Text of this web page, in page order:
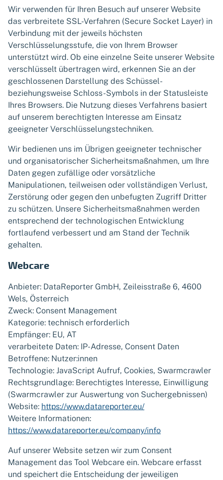
Wir verwenden für Ihren Besuch auf unserer Website
das verbreitete SSL-Verfahren (Secure Socket Layer) in
Verbindung mit der jeweils höchsten
Verschlüsselungsstufe, die von Ihrem Browser
unterstützt wird. Ob eine einzelne Seite unserer Website
verschlüsselt übertragen wird, erkennen Sie an der
geschlossenen Darstellung des Schüssel-
beziehungsweise Schloss-Symbols in der Statusleiste
Ihres Browsers. Die Nutzung dieses Verfahrens basiert
auf unserem berechtigten Interesse am Einsatz
geeigneter Verschlüsselungstechniken.
Wir bedienen uns im Übrigen geeigneter technischer
und organisatorischer Sicherheitsmaßnahmen, um Ihre
Daten gegen zufällige oder vorsätzliche
Manipulationen, teilweisen oder vollständigen Verlust,
Zerstörung oder gegen den unbefugten Zugriff Dritter
zu schützen. Unsere Sicherheitsmaßnahmen werden
entsprechend der technologischen Entwicklung
fortlaufend verbessert und am Stand der Technik
gehalten.
Webcare
Anbieter: DataReporter GmbH, Zeileisstraße 6, 4600
Wels, Österreich
Zweck: Consent Management
Kategorie: technisch erforderlich
Empfänger: EU, AT
verarbeitete Daten: IP-Adresse, Consent Daten
Betroffene: Nutzer:innen
Technologie: JavaScript Aufruf, Cookies, Swarmcrawler
Rechtsgrundlage: Berechtigtes Interesse, Einwilligung
(Swarmcrawler zur Auswertung von Suchergebnissen)
Website: https://www.datareporter.eu/
Weitere Informationen:
https://www.datareporter.eu/company/info
Auf unserer Website setzen wir zum Consent
Management das Tool Webcare ein. Webcare erfasst
und speichert die Entscheidung der jeweiligen